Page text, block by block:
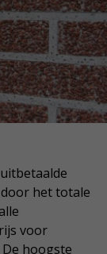
het totale
voor
hoogste